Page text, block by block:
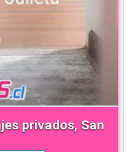
privados, San